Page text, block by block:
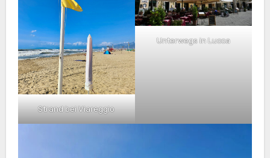
Strand bei Viareggio
Unterwegs in Lucca